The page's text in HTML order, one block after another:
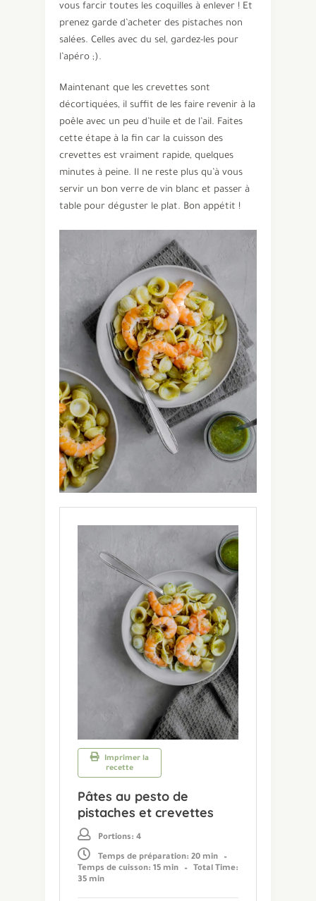
vous farcir toutes les coquilles à enlever ! Et
prenez garde d’acheter des pistaches non
salées. Celles avec du sel, gardez-les pour
l’apéro ;).
Maintenant que les crevettes sont
décortiquées, il suffit de les faire revenir à la
poêle avec un peu d’huile et de l’ail. Faites
cette étape à la fin car la cuisson des
crevettes est vraiment rapide, quelques
minutes à peine. Il ne reste plus qu’à vous
servir un bon verre de vin blanc et passer à
table pour déguster le plat. Bon appétit !
Imprimer la
recette
Pâtes au pesto de
pistaches et crevettes
Portions: 4
Temps de préparation: 20 min
–
Temps de cuisson: 15 min
–
Total Time:
35 min